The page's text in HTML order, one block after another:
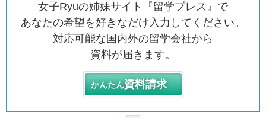
女子Ryuの姉妹サイト『留学プレス』で
あなたの希望を好きなだけ入力してください。
対応可能な国内外の留学会社から
資料が届きます。
かんたん資料請求